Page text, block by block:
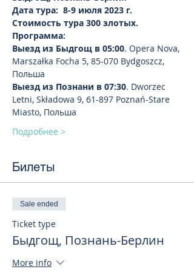
Дата тура:  8-9 июля 2023 г.
Стоимость тура 300 злотых.
Программа:
Выезд из Быдгощ в 05:00. Opera Nova,
Marszałka Focha 5, 85-070 Bydgoszcz,
Польша
Выезд из Познани в 07:30. Dworzec
Letni, Składowa 9, 61-897 Poznań-Stare
Miasto, Польша
Подробнее >
Билеты
Sale ended
Ticket type
Быдгощ, Познань-Берлин
More info